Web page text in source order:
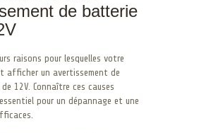
de batterie
raisons pour lesquelles votre
afficher un avertissement de
12V. Connaître ces causes
pour un dépannage et une